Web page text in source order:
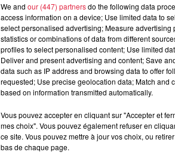
du6 octobre 2019 à 0h00
au6 octobre 2019 à 0h00
We and our (447) partnersdo the following data
access information on a device; Use limited data to
select personalised advertising; Measure
statistics or combinations of data from different
profiles to select personalised content; Use limited
Deliver and present advertising and content; Save
data such as IP address and browsing data to offer
requested; Use precise geolocation data; Match and
based on information transmitted automatically.
Vous pouvez accepter en cliquant sur "Accepter et
mes choix". Vous pouvez également refuser en
ce site. Vous pouvez mettre à jour vos choix, ou
bas de chaque page.